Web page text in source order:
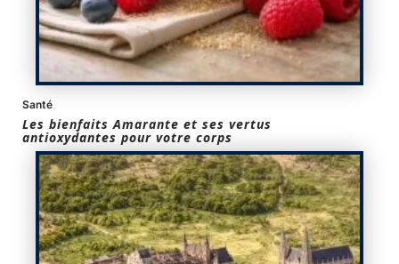
Santé
Les bienfaits Amarante et ses vertus
antioxydantes pour votre corps